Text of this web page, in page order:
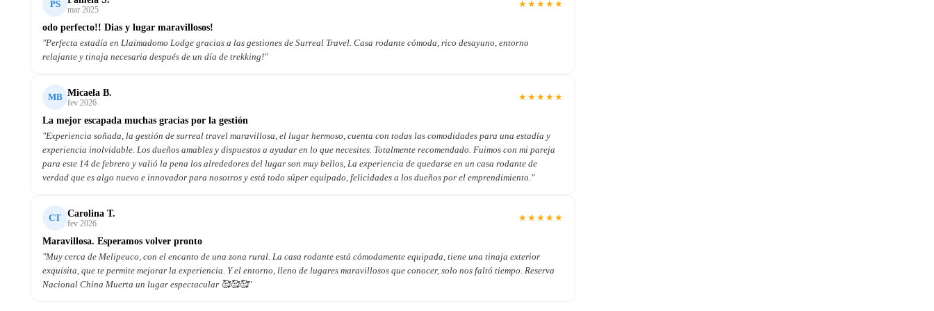
PS
mar 2025
★ ★ ★ ★ ★
odo perfecto!! Dias y lugar maravillosos!
"Perfecta estadía en Llaimadomo Lodge gracias a las gestiones de Surreal Travel. Casa rodante cómoda, rico desayuno, entorno
relajante y tinaja necesaria después de un día de trekking!"
MB Micaela B.
fev 2026
★ ★ ★ ★ ★
La mejor escapada muchas gracias por la gestión
"Experiencia soñada, la gestión de surreal travel maravillosa, el lugar hermoso, cuenta con todas las comodidades para una estadía y
experiencia inolvidable. Los dueños amables y dispuestos a ayudar en lo que necesites. Totalmente recomendado. Fuimos con mi pareja
para este 14 de febrero y valió la pena los alrededores del lugar son muy bellos, La experiencia de quedarse en un casa rodante de
verdad que es algo nuevo e innovador para nosotros y está todo súper equipado, felicidades a los dueños por el emprendimiento."
CT Carolina T.
fev 2026
★ ★ ★ ★ ★
Maravillosa. Esperamos volver pronto
"Muy cerca de Melipeuco, con el encanto de una zona rural. La casa rodante está cómodamente equipada, tiene una tinaja exterior
exquisita, que te permite mejorar la experiencia. Y el entorno, lleno de lugares maravillosos que conocer, solo nos faltó tiempo. Reserva
Nacional China Muerta un lugar espectacular 🥰🥰🥰"